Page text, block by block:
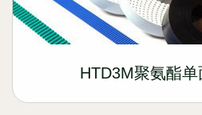
HTD3M聚氨酯